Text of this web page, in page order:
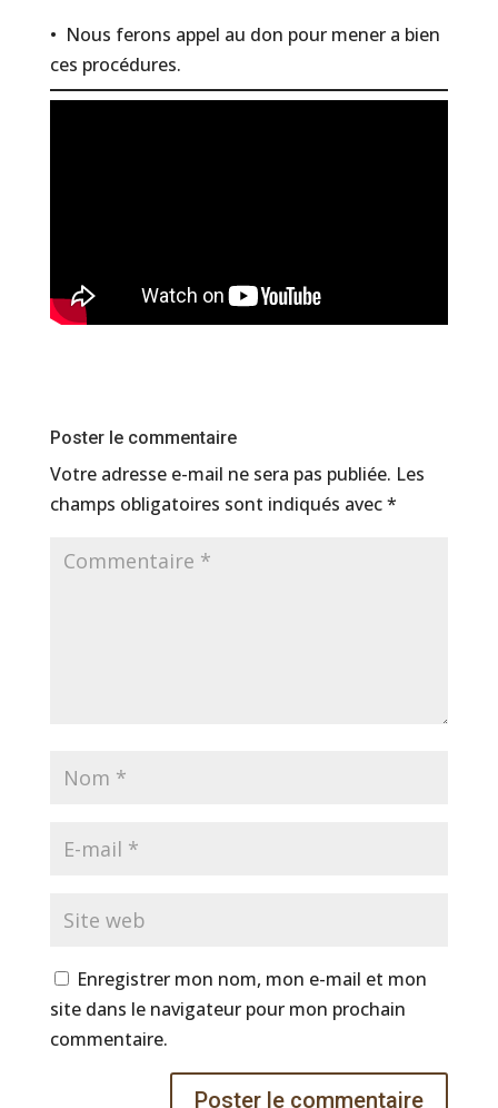
•⁠ ⁠Nous ferons appel au don pour mener a bien
ces procédures.
Poster le commentaire
Votre adresse e-mail ne sera pas publiée. Les
champs obligatoires sont indiqués avec*
Enregistrer mon nom, mon e-mail et mon
site dans le navigateur pour mon prochain
commentaire.